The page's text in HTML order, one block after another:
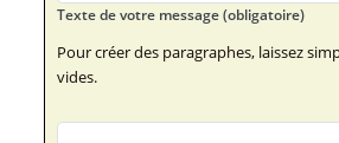
Texte de votre message (obligatoire)
Pour créer des paragraphes, laissez
vides.